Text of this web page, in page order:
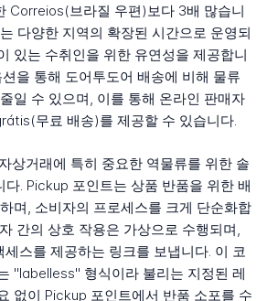
Correios(브라질 우편)보다 3배 많습니
다양한 지역의 확장된 시간으로 운영되
있는 수취인을 위한 유연성을 제공합니
을 통해 도어투도어 배송에 비해 물류
일 수 있으며, 이를 통해 온라인 판매자
무료 배송)를 제공할 수 있습니다.
상거래에 특히 중요한 역물류를 위한 솔
다. Pickup 포인트는 상품 반품을 위한 배
며, 소비자의 프로세스를 크게 단순화합
간의 상호 작용은 가상으로 수행되며,
세스를 제공하는 링크를 보냅니다. 이 코
"labelless" 형식이라 불리는 지정된 레
없이 Pickup 포인트에서 반품 소포를 수